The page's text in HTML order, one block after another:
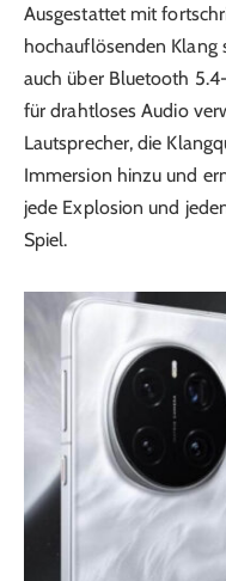
Ausgestattet mit
hochauflösenden Klang
auch über Bluetooth
für drahtloses Audio
Lautsprecher, die
Immersion hinzu und
jede Explosion und
Spiel.